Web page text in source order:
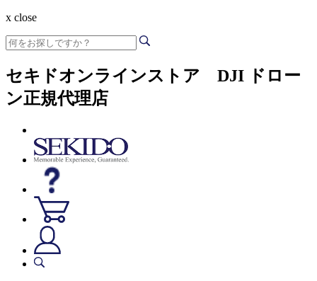
x close
セキドオンラインストア DJI ドロー
ン正規代理店